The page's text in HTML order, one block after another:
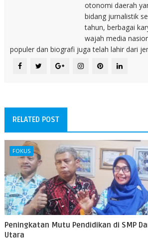
otonomi daerah
bidang jurnalistik
tahun, berbagai
wajah media
populer dan biografi juga telah lahir dari
RELATED POST
FOKUS
Peningkatan Mutu Pendidikan di SMP
Utara